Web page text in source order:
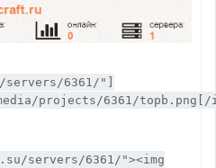
6361/"]
projects/6361/topb.png[/
servers/6361/"><img